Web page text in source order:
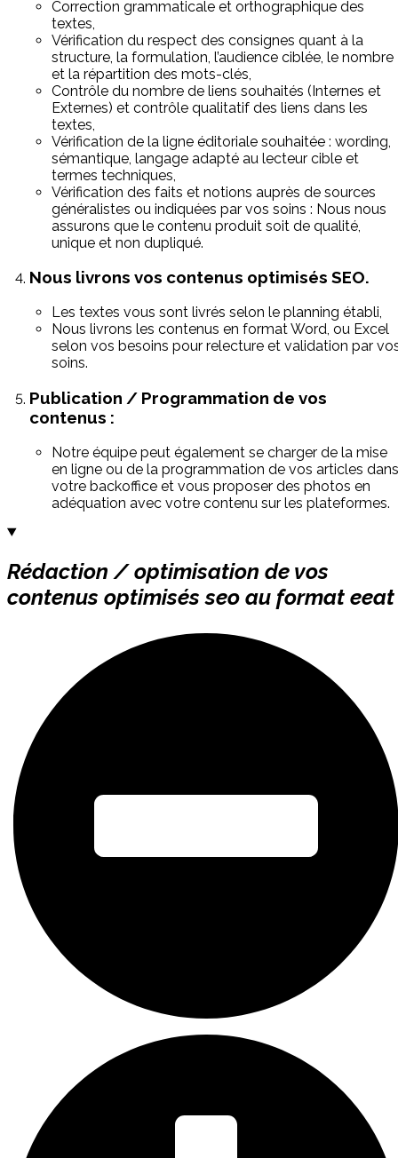
Correction grammaticale et orthographique des
textes,
Vérification du respect des consignes quant à la
structure, la formulation, l’audience ciblée, le nombre
et la répartition des mots-clés,
Contrôle du nombre de liens souhaités (Internes et
Externes) et contrôle qualitatif des liens dans les
textes,
Vérification de la ligne éditoriale souhaitée : wording,
sémantique, langage adapté au lecteur cible et
termes techniques,
Vérification des faits et notions auprès de sources
généralistes ou indiquées par vos soins : Nous nous
assurons que le contenu produit soit de qualité,
unique et non dupliqué.
Nous livrons vos contenus optimisés SEO.
Les textes vous sont livrés selon le planning établi,
Nous livrons les contenus en format Word, ou Excel
selon vos besoins pour relecture et validation par
soins.
Publication / Programmation de vos
contenus :
Notre équipe peut également se charger de la mise
en ligne ou de la programmation de vos articles dans
votre backoffice et vous proposer des photos en
adéquation avec votre contenu sur les plateformes.
Rédaction / optimisation de vos
contenus optimisés seo au format eeat